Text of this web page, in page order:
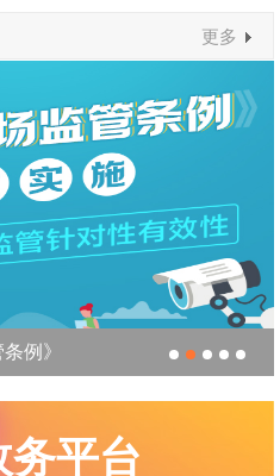
更多
例》
务平台